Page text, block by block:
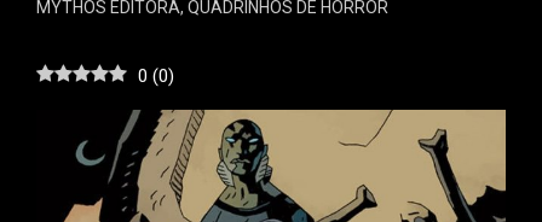
MYTHOS EDITORA, QUADRINHOS DE HORROR
0 (0)